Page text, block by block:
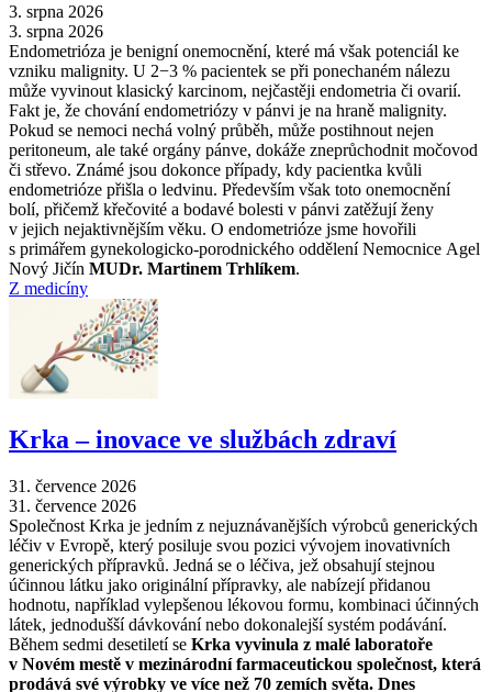
3. srpna 2026
3. srpna 2026
Endometrióza je benigní onemocnění, které má však potenciál ke
vzniku malignity. U 2−3 % pacientek se při ponechaném nálezu
může vyvinout klasický karcinom, nejčastěji endometria či ovarií.
Fakt je, že chování endometriózy v pánvi je na hraně malignity.
Pokud se nemoci nechá volný průběh, může postihnout nejen
peritoneum, ale také orgány pánve, dokáže zneprůchodnit močovod
či střevo. Známé jsou dokonce případy, kdy pacientka kvůli
endometrióze přišla o ledvinu. Především však toto onemocnění
bolí, přičemž křečovité a bodavé bolesti v pánvi zatěžují ženy
v jejich nejaktivnějším věku. O endometrióze jsme hovořili
s primářem gynekologicko-porodnického oddělení Nemocnice Agel
Nový Jičín MUDr. Martinem Trhlíkem.
Z medicíny
Krka –⁠ inovace ve službách zdraví
31. července 2026
31. července 2026
Společnost Krka je jedním z nejuznávanějších výrobců generických
léčiv v Evropě, který posiluje svou pozici vývojem inovativních
generických přípravků. Jedná se o léčiva, jež obsahují stejnou
účinnou látku jako originální přípravky, ale nabízejí přidanou
hodnotu, například vylepšenou lékovou formu, kombinaci účinných
látek, jednodušší dávkování nebo dokonalejší systém podávání.
Během sedmi desetiletí se Krka vyvinula z malé laboratoře
v Novém mestě v mezinárodní farmaceutickou společnost, která
prodává své výrobky ve více než 70 zemích světa. Dnes